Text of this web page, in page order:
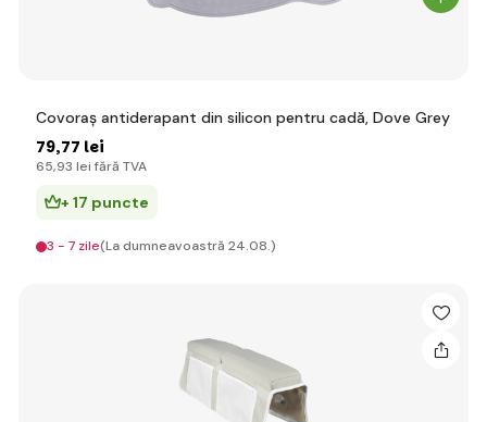
Covoraș antiderapant din silicon pentru cadă, Dove Grey
79,77 lei
65,93 lei fără TVA
+ 17 puncte
3 - 7 zile(La dumneavoastră 24.08.)